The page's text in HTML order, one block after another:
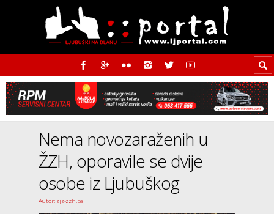
Nema novozaraženih u
ŽZH, oporavile se dvije
osobe iz Ljubuškog
Autor: zjz-zzh.ba